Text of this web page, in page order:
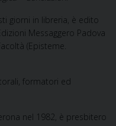
giorni in libreria, è edito
Messaggero Padova
(Episteme.
formatori ed
nel 1982, è presbitero